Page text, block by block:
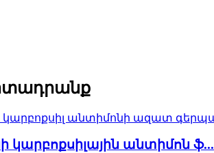
անտիմոն ֆ...